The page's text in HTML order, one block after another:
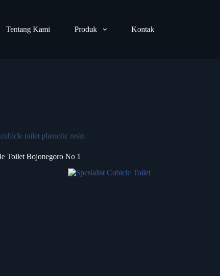
Tentang Kami Produk Kontak
cubicle toilet phenolic resin
Toilet Bojonegoro No 1